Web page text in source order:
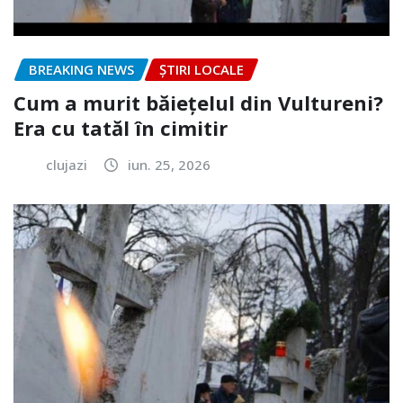
BREAKING NEWS ȘTIRI LOCALE
Cum a murit băiețelul din Vultureni?
Era cu tatăl în cimitir
clujazi iun. 25, 2026